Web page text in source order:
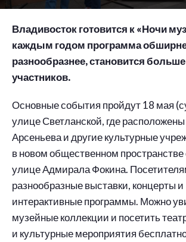
Владивосток готовится к «Ночи
каждым годом программа
разнообразнее, становится
участников.
Основные события пройдут 18 мая
улице Светланской, где
Арсеньева и другие культурные
в новом общественном пространстве
улице Адмирала Фокина.
разнообразные выставки, концерты и
интерактивные программы. Можно
музейные коллекции и посетить
и культурные мероприятия